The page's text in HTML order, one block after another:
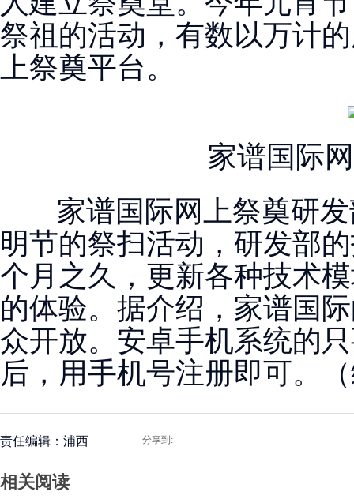
祭祖的活动，有数以万计
上祭奠平台。
家谱国际
家谱国际网上祭奠研发
明节的祭扫活动，研发部
个月之久，更新各种技术
的体验。据介绍，家谱国
众开放。安卓手机系统的
后，用手机号注册即可。
责任编辑：浦西 分享到:
相关阅读